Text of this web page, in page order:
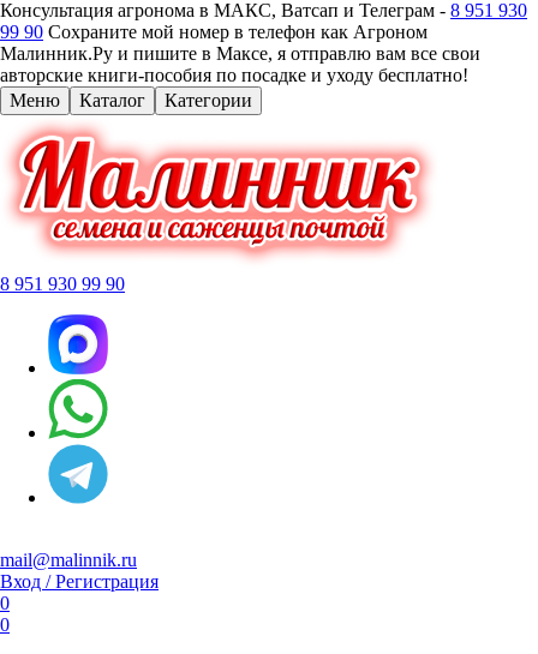
Консультация агронома в МАКС, Ватсап и Телеграм - 8 951 930
99 90 Сохраните мой номер в телефон как Агроном
Малинник.Ру и пишите в Максе, я отправлю вам все свои
авторские книги-пособия по посадке и уходу бесплатно!
Меню
Каталог Категории
8 951 930 99 90
mail@malinnik.ru
Вход / Регистрация
0
0